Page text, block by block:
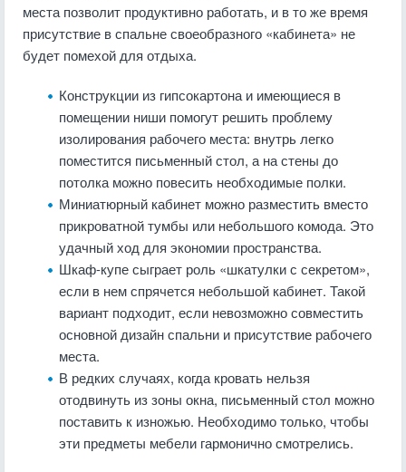
места позволит продуктивно работать, и в то же время
присутствие в спальне своеобразного «кабинета» не
будет помехой для отдыха.
Конструкции из гипсокартона и имеющиеся в
помещении ниши помогут решить проблему
изолирования рабочего места: внутрь легко
поместится письменный стол, а на стены до
потолка можно повесить необходимые полки.
Миниатюрный кабинет можно разместить вместо
прикроватной тумбы или небольшого комода. Это
удачный ход для экономии пространства.
Шкаф-купе сыграет роль «шкатулки с секретом»,
если в нем спрячется небольшой кабинет. Такой
вариант подходит, если невозможно совместить
основной дизайн спальни и присутствие рабочего
места.
В редких случаях, когда кровать нельзя
отодвинуть из зоны окна, письменный стол можно
поставить к изножью. Необходимо только, чтобы
эти предметы мебели гармонично смотрелись.